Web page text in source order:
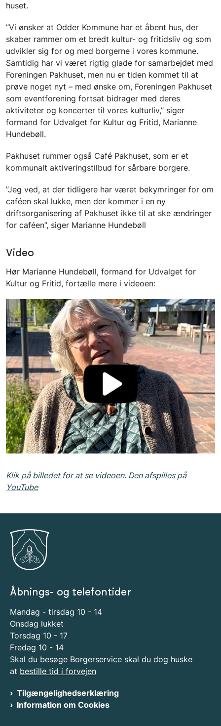
huset.
”Vi ønsker at Odder Kommune har et åbent hus, der
skaber rammer om et bredt kultur- og fritidsliv og som
udvikler sig for og med borgerne i vores kommune.
Samtidig har vi været rigtig glade for samarbejdet med
Foreningen Pakhuset, men nu er tiden kommet til at
prøve noget nyt – med ønske om, Foreningen Pakhuset
som eventforening fortsat bidrager med deres
aktiviteter og koncerter til vores kulturliv,” siger
formand for Udvalget for Kultur og Fritid, Marianne
Hundebøll.
Pakhuset rummer også Café Pakhuset, som er et
kommunalt aktiveringstilbud for sårbare borgere.
”Jeg ved, at der tidligere har været bekymringer for om
caféen skal lukke, men der kommer i en ny
driftsorganisering af Pakhuset ikke til at ske ændringer
for caféen”, siger Marianne Hundebøll
Video
Hør Marianne Hundebøll, formand for Udvalget for
Kultur og Fritid, fortælle mere i videoen:
Klik på billedet for at se videoen. Den afspilles på
YouTube
Åbnings- og telefontider
Mandag - tirsdag 10 - 14
Onsdag lukket
Torsdag 10 - 17
Fredag 10 - 14
Skal du besøge Borgerservice skal du dog huske
at bestille tid i forvejen
Tilgængelighedserklæring
Information om Cookies